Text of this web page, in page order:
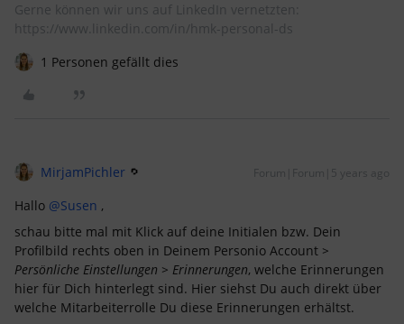
Gerne können wir uns auf LinkedIn vernetzten:
https://www.linkedin.com/in/hmk-personal-ds
1 Personen gefällt dies
MirjamPichler Forum|Forum|5 years ago
Hallo @Susen ,
schau bitte mal mit Klick auf deine Initialen bzw. Dein
Profilbild rechts oben in Deinem Personio Account >
Persönliche Einstellungen > Erinnerungen, welche Erinnerungen
hier für Dich hinterlegt sind. Hier siehst Du auch direkt über
welche Mitarbeiterrolle Du diese Erinnerungen erhältst.